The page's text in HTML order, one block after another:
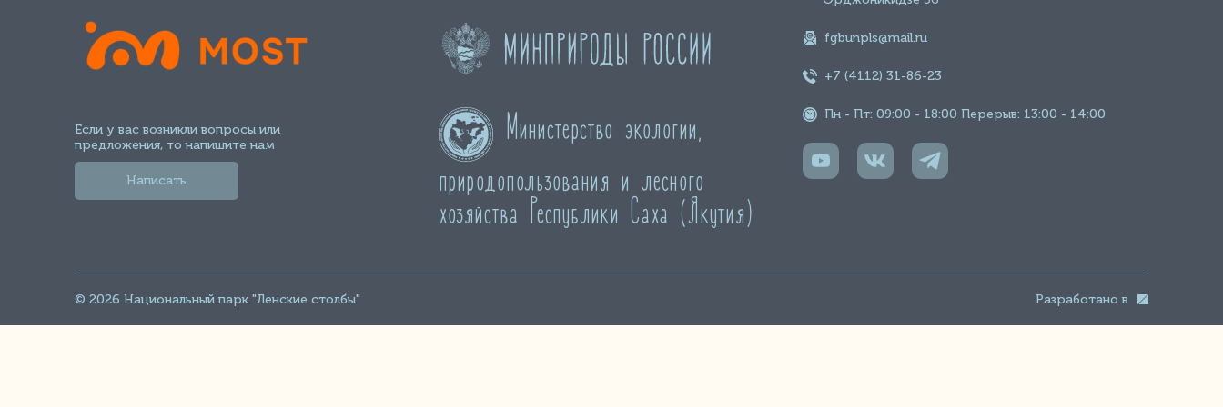
Если у вас возникли вопросы или
предложения, то напишите нам
Написать
Министерство экологии,
природопользования и лесного
хозяйства Республики Саха (Якутия)
fgbunpls@mail.ru
+7 (4112) 31-86-23
Пн - Пт: 09:00 - 18:00 Перерыв: 13:00 - 14:00
© 2026 Национальный парк "Ленские столбы" Разработано в